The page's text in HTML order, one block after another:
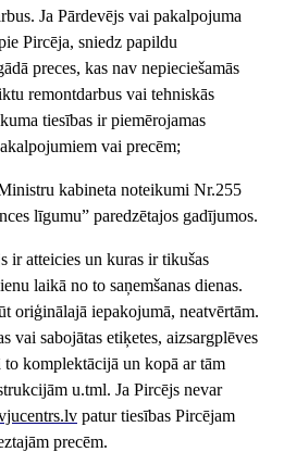
Ja Pārdevējs vai pakalpojuma
Pircēja, sniedz papildu
preces, kas nav nepieciešamās
remontdarbus vai tehniskās
tiesības ir piemērojamas
vai precēm;
kabineta noteikumi Nr.255
līgumu” paredzētajos gadījumos.
ir atteicies un kuras ir tikušas
laikā no to saņemšanas dienas.
oriģinālajā iepakojumā, neatvērtām.
vai sabojātas etiķetes, aizsargplēves
komplektācijā un kopā ar tām
u.tml. Ja Pircējs nevar
.lv patur tiesības Pircējam
precēm.